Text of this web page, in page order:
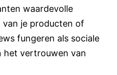
waardevolle
je producten of
fungeren als sociale
het vertrouwen van